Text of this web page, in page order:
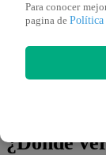
¿Dónde
Para conocer
pagina de Política